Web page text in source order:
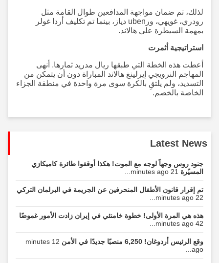
لذلك، تم ضمان مواجهة المدافعين طوال القامة مثل
رودري، غويهي، ورuben دياز، بينما تم تكليف أردا غولر
بمهمة السيطرة على هالاند.
استراتيجية أثمرت
أعطت هذه الخطة التي طبقها ريال مدريد ثمارها. أنهى
المهاجم النرويجي إيرلينغ هالاند المباراة دون أن يتمكن من
التسديد، ولم يلتقِ بالكرة سوى مرة واحدة في منطقة الجزاء
الخاصة بالخصم.
Latest News
جنود روس وجهاً لوجه مع الموت! هكذا أوقفوا طائرة كاميكازي
المسيّرة21 minutes ago...
تم إقرار قانون الأطفال المنحرفين عن الجريمة في البرلمان التركي
هذه هي المرة الأولى! خطوة خامنئي في إيران زادت الأمور غموضًا
وقع الرئيس أردوغان! 6,250 منصبًا جديدًا في الأمن
12 minutes
ago...